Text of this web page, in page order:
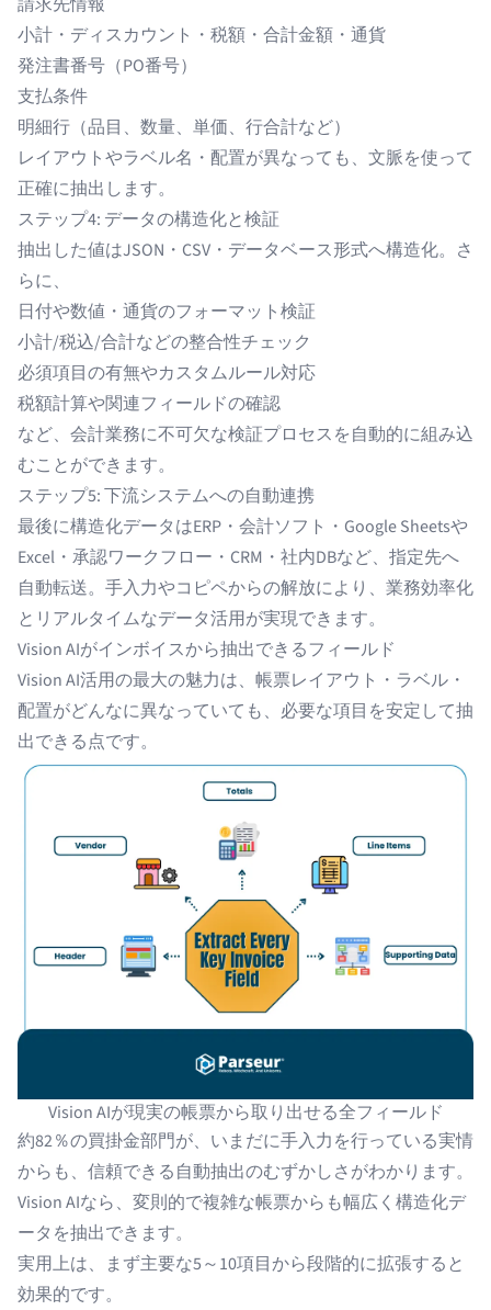
小計・ディスカウント・税額・合計金額・通貨
発注書番号（PO番号）
支払条件
明細行（品目、数量、単価、行合計など）
レイアウトやラベル名・配置が異なっても、文脈を使って
正確に抽出します。
ステップ4: データの構造化と検証
抽出した値はJSON・CSV・データベース形式へ構造化。さ
らに、
日付や数値・通貨のフォーマット検証
小計/税込/合計などの整合性チェック
必須項目の有無やカスタムルール対応
税額計算や関連フィールドの確認
など、会計業務に不可欠な検証プロセスを自動的に組み込
むことができます。
ステップ5: 下流システムへの自動連携
最後に構造化データはERP・会計ソフト・Google Sheetsや
Excel・承認ワークフロー・CRM・社内DBなど、指定先へ
自動転送。手入力やコピペからの解放により、業務効率化
とリアルタイムなデータ活用が実現できます。
Vision AIがインボイスから抽出できるフィールド
Vision AI活用の最大の魅力は、帳票レイアウト・ラベル・
配置がどんなに異なっていても、必要な項目を安定して抽
出できる点です。
Vision AIが現実の帳票から取り出せる全フィールド
約82％の買掛金部門が、いまだに手入力を行っている実情
からも、信頼できる自動抽出のむずかしさがわかります。
Vision AIなら、変則的で複雑な帳票からも幅広く構造化デ
ータを抽出できます。
実用上は、まず主要な5～10項目から段階的に拡張すると
効果的です。